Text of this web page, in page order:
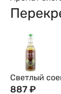
Светлый
рубленным
887₽